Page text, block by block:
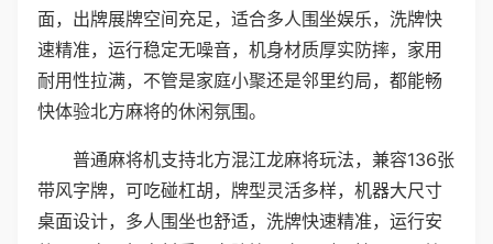
面，出牌展牌空间充足，适合多人围坐娱乐，洗牌快
速精准，运行稳定无噪音，机身材质厚实防摔，家用
耐用性拉满，不管是家庭小聚还是邻里约局，都能畅
快体验北方麻将的休闲氛围。
普通麻将机支持北方混江龙麻将玩法，兼容136张
带风字牌，可吃碰杠胡，牌型灵活多样，机器大尺寸
桌面设计，多人围坐也舒适，洗牌快速精准，运行安